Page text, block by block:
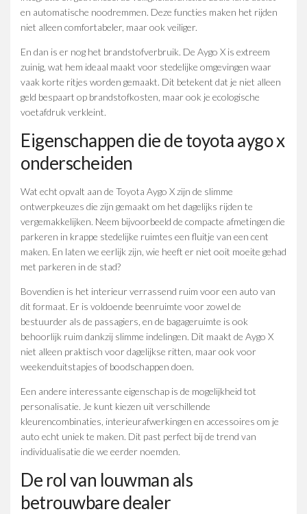
en automatische noodremmen. Deze functies maken het rijden
niet alleen comfortabeler, maar ook veiliger.
En dan is er nog het brandstofverbruik. De Aygo X is extreem
zuinig, wat hem ideaal maakt voor stedelijke omgevingen waar
vaak korte ritjes worden gemaakt. Dit betekent dat je niet alleen
geld bespaart op brandstofkosten, maar ook je ecologische
voetafdruk verkleint.
Eigenschappen die de toyota aygo x
onderscheiden
Wat echt opvalt aan de Toyota Aygo X zijn de slimme
ontwerpkeuzes die zijn gemaakt om het dagelijks rijden te
vergemakkelijken. Neem bijvoorbeeld de compacte afmetingen die
parkeren in krappe stedelijke ruimtes een fluitje van een cent
maken. En laten we eerlijk zijn, wie heeft er niet ooit moeite gehad
met parkeren in de stad?
Bovendien is het interieur verrassend ruim voor een auto van
dit formaat. Er is voldoende beenruimte voor zowel de
bestuurder als de passagiers, en de bagageruimte is ook
behoorlijk ruim dankzij slimme indelingen. Dit maakt de Aygo X
niet alleen praktisch voor dagelijkse ritten, maar ook voor
weekenduitstapjes of boodschappen doen.
Een andere interessante eigenschap is de mogelijkheid tot
personalisatie. Je kunt kiezen uit verschillende
kleurencombinaties, interieurafwerkingen en accessoires om je
auto echt uniek te maken. Dit past perfect bij de trend van
individualisatie die we eerder noemden.
De rol van louwman als
betrouwbare dealer